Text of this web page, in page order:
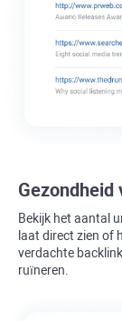
Bekijk het aantal
laat direct zien of
verdachte
ruïneren.